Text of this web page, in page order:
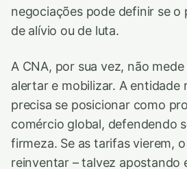
negociações pode definir se o
de alívio ou de luta.
A CNA, por sua vez, não
alertar e mobilizar. A entidade
precisa se posicionar como
comércio global, defendendo
firmeza. Se as tarifas vierem,
reinventar – talvez apostando